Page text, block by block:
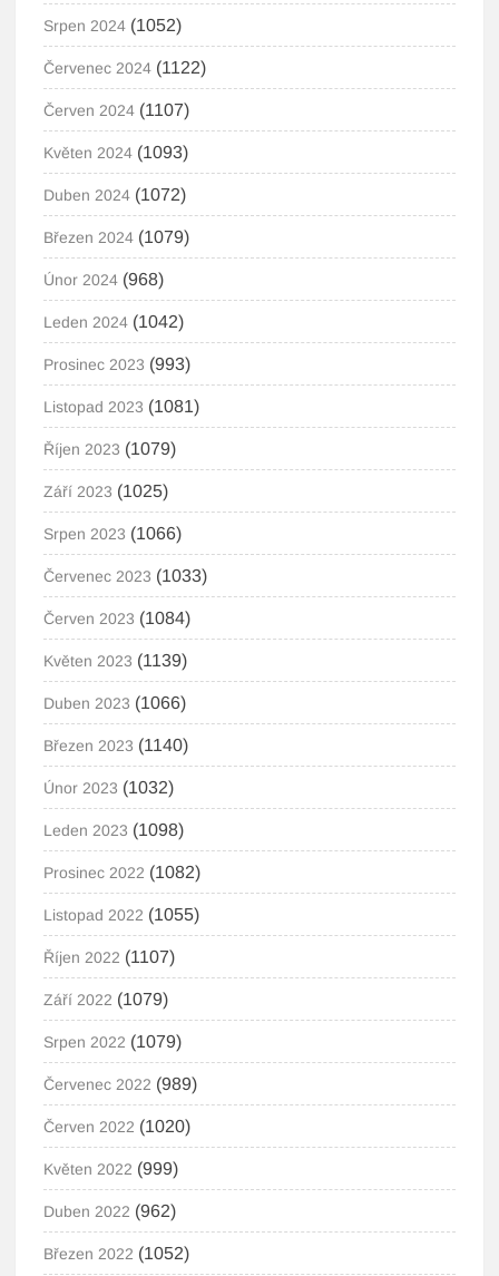
Srpen 2024 (1052)
Červenec 2024 (1122)
Červen 2024 (1107)
Květen 2024 (1093)
Duben 2024 (1072)
Březen 2024 (1079)
Únor 2024 (968)
Leden 2024 (1042)
Prosinec 2023 (993)
Listopad 2023 (1081)
Říjen 2023 (1079)
Září 2023 (1025)
Srpen 2023 (1066)
Červenec 2023 (1033)
Červen 2023 (1084)
Květen 2023 (1139)
Duben 2023 (1066)
Březen 2023 (1140)
Únor 2023 (1032)
Leden 2023 (1098)
Prosinec 2022 (1082)
Listopad 2022 (1055)
Říjen 2022 (1107)
Září 2022 (1079)
Srpen 2022 (1079)
Červenec 2022 (989)
Červen 2022 (1020)
Květen 2022 (999)
Duben 2022 (962)
Březen 2022 (1052)